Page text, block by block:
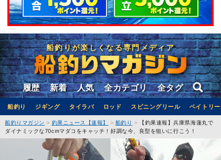
船釣りが楽しくなる専門メディア
履歴 新着 人気 全カテゴリ 全タグ
船釣り ジギング タイラバ ロッド スピニングリール ベイトリ
船釣りマガジン 釣果ニュース【速報】 船釣り
【釣果速報】兵庫県海蓮丸で
ダイナミックな70cmマダコをキャッチ！好調な今、良型を狙いに行こう！